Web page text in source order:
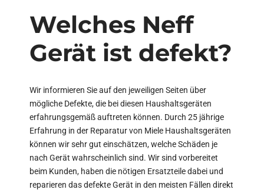
Welches Neff
Gerät ist defekt?
Wir informieren Sie auf den jeweiligen Seiten über
mögliche Defekte, die bei diesen Haushaltsgeräten
erfahrungsgemäß auftreten können. Durch 25 jährige
Erfahrung in der Reparatur von Miele Haushaltsgeräten
können wir sehr gut einschätzen, welche Schäden je
nach Gerät wahrscheinlich sind. Wir sind vorbereitet
beim Kunden, haben die nötigen Ersatzteile dabei und
reparieren das defekte Gerät in den meisten Fällen direkt